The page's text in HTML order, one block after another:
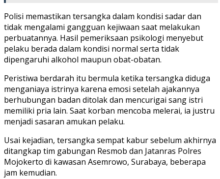
Polisi memastikan tersangka dalam kondisi sadar dan
tidak mengalami gangguan kejiwaan saat melakukan
perbuatannya. Hasil pemeriksaan psikologi menyebut
pelaku berada dalam kondisi normal serta tidak
dipengaruhi alkohol maupun obat-obatan.
Peristiwa berdarah itu bermula ketika tersangka diduga
menganiaya istrinya karena emosi setelah ajakannya
berhubungan badan ditolak dan mencurigai sang istri
memiliki pria lain. Saat korban mencoba melerai, ia justru
menjadi sasaran amukan pelaku.
Usai kejadian, tersangka sempat kabur sebelum akhirnya
ditangkap tim gabungan Resmob dan Jatanras Polres
Mojokerto di kawasan Asemrowo, Surabaya, beberapa
jam kemudian.